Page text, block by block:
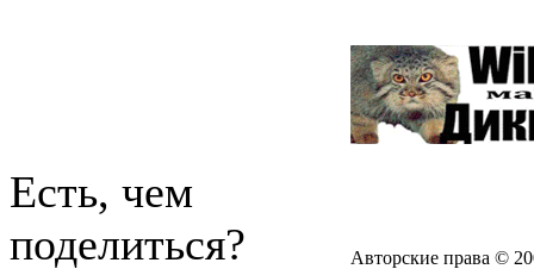
Есть, чем
поделиться?
Авторские права ©